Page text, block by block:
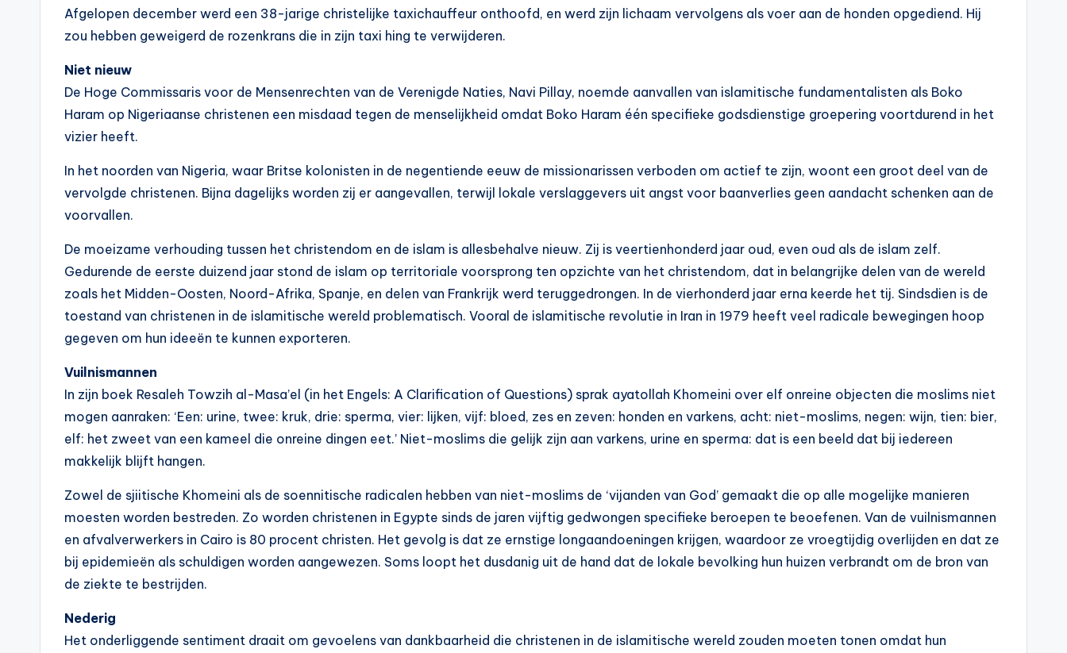
Afgelopen december werd een 38-jarige christelijke taxichauffeur onthoofd, en werd zijn lichaam vervolgens als voer aan de honden opgediend. Hij
zou hebben geweigerd de rozenkrans die in zijn taxi hing te verwijderen.
Niet nieuw
De Hoge Commissaris voor de Mensenrechten van de Verenigde Naties, Navi Pillay, noemde aanvallen van islamitische fundamentalisten als Boko
Haram op Nigeriaanse christenen een misdaad tegen de menselijkheid omdat Boko Haram één specifieke godsdienstige groepering voortdurend in het
vizier heeft.
In het noorden van Nigeria, waar Britse kolonisten in de negentiende eeuw de missionarissen verboden om actief te zijn, woont een groot deel van de
vervolgde christenen. Bijna dagelijks worden zij er aangevallen, terwijl lokale verslaggevers uit angst voor baanverlies geen aandacht schenken aan de
voorvallen.
De moeizame verhouding tussen het christendom en de islam is allesbehalve nieuw. Zij is veertienhonderd jaar oud, even oud als de islam zelf.
Gedurende de eerste duizend jaar stond de islam op territoriale voorsprong ten opzichte van het christendom, dat in belangrijke delen van de wereld
zoals het Midden-Oosten, Noord-Afrika, Spanje, en delen van Frankrijk werd teruggedrongen. In de vierhonderd jaar erna keerde het tij. Sindsdien is de
toestand van christenen in de islamitische wereld problematisch. Vooral de islamitische revolutie in Iran in 1979 heeft veel radicale bewegingen hoop
gegeven om hun ideeën te kunnen exporteren.
Vuilnismannen
In zijn boek Resaleh Towzih al-Masa’el (in het Engels: A Clarification of Questions) sprak ayatollah Khomeini over elf onreine objecten die moslims niet
mogen aanraken: ‘Een: urine, twee: kruk, drie: sperma, vier: lijken, vijf: bloed, zes en zeven: honden en varkens, acht: niet-moslims, negen: wijn, tien: bier,
elf: het zweet van een kameel die onreine dingen eet.’ Niet-moslims die gelijk zijn aan varkens, urine en sperma: dat is een beeld dat bij iedereen
makkelijk blijft hangen.
Zowel de sjiitische Khomeini als de soennitische radicalen hebben van niet-moslims de ‘vijanden van God’ gemaakt die op alle mogelijke manieren
moesten worden bestreden. Zo worden christenen in Egypte sinds de jaren vijftig gedwongen specifieke beroepen te beoefenen. Van de vuilnismannen
en afvalverwerkers in Cairo is 80 procent christen. Het gevolg is dat ze ernstige longaandoeningen krijgen, waardoor ze vroegtijdig overlijden en dat ze
bij epidemieën als schuldigen worden aangewezen. Soms loopt het dusdanig uit de hand dat de lokale bevolking hun huizen verbrandt om de bron van
de ziekte te bestrijden.
Nederig
Het onderliggende sentiment draait om gevoelens van dankbaarheid die christenen in de islamitische wereld zouden moeten tonen omdat hun